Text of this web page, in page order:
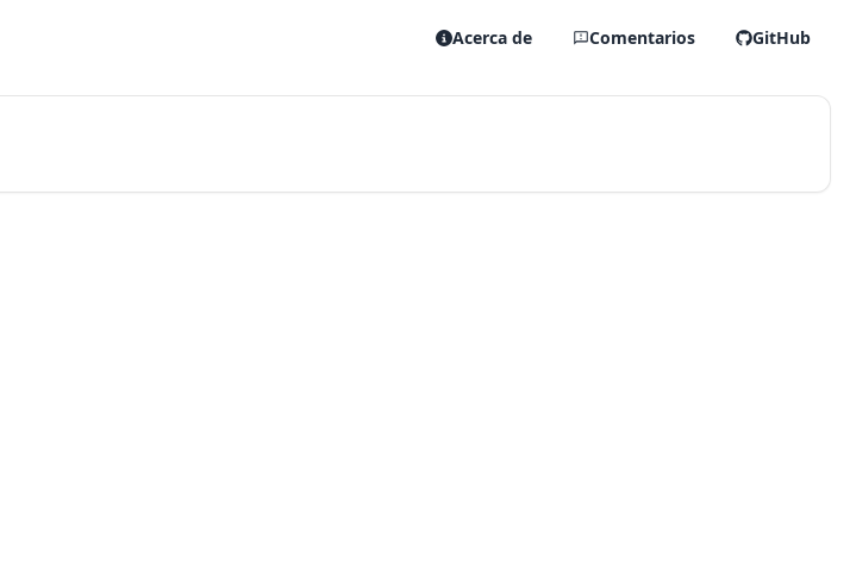
Acerca de Comentarios GitHub